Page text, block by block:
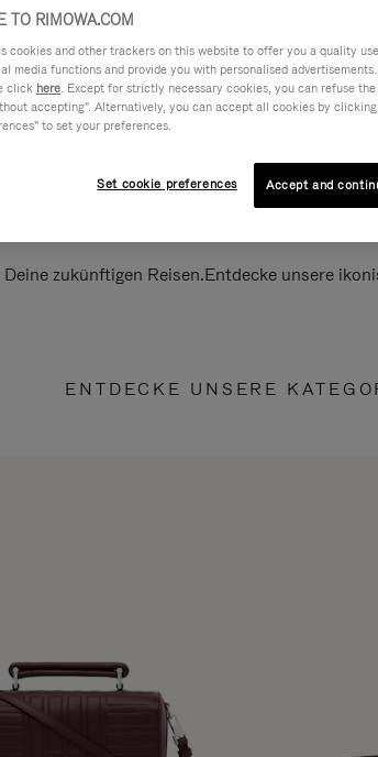
zukünftigen Reisen.Entdecke unsere
ENTDECKE UNSERE
TO RIMOWA.COM
cookies and other trackers on this website to offer you a quality
media functions and provide you with personalised
click here. Except for strictly necessary cookies, you can refuse
accepting". Alternatively, you can accept all cookies by
to set your preferences.
Set cookie preferences Accept and